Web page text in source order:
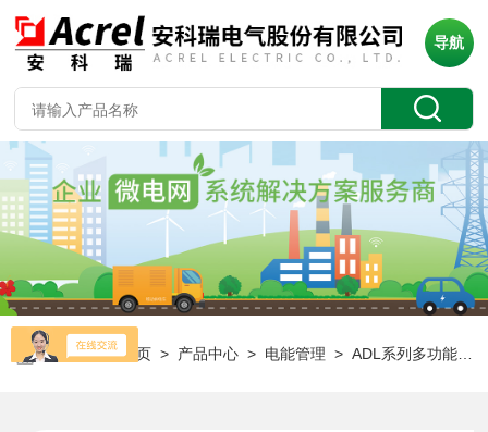
导航
当前位置：首页 > 产品中心 > 电能管理 >ADL系列多功能电表